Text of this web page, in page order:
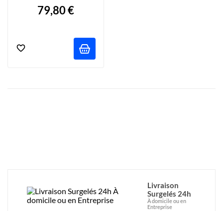
79,80 €
Livraison
Surgelés 24h
À domicile ou en
Entreprise